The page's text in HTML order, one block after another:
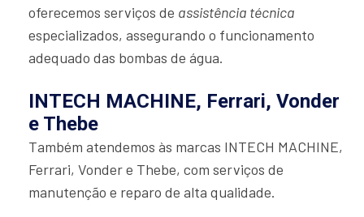
oferecemos serviços de assistência técnica
especializados, assegurando o funcionamento
adequado das bombas de água.
INTECH MACHINE, Ferrari, Vonder
e Thebe
Também atendemos às marcas INTECH MACHINE,
Ferrari, Vonder e Thebe, com serviços de
manutenção e reparo de alta qualidade.